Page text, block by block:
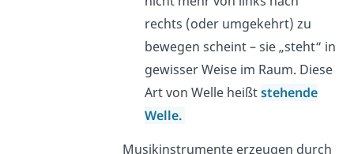
rechts (oder umgekehrt) zu
bewegen scheint – sie „steht“ in
gewisser Weise im Raum. Diese
Art von Welle heißtstehende
Welle.
Musikinstrumente erzeugen durch